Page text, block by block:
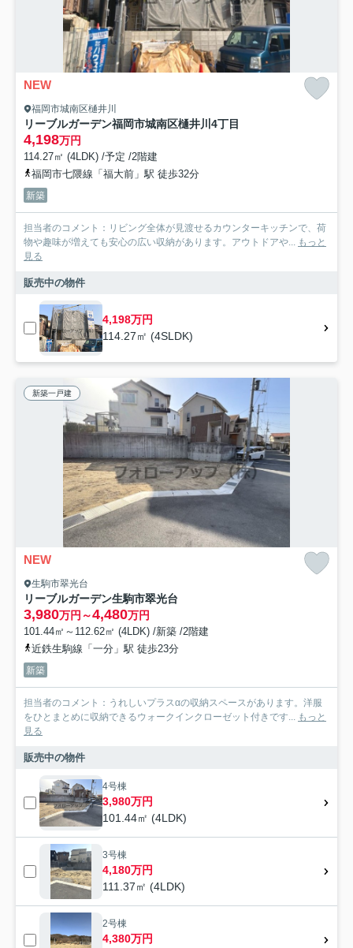
NEW
福岡市城南区樋井川
リーブルガーデン福岡市城南区樋井川4丁目
4,198万円
114.27㎡ (4LDK) /予定 /2階建
福岡市七隈線「福大前」駅 徒歩32分
新築
担当者のコメント：リビング全体が見渡せるカウンターキッチンで、荷
物や趣味が増えても安心の広い収納があります。アウトドアや... もっと
見る
販売中の物件
4,198万円
114.27㎡ (4SLDK)
新築一戸建
NEW
生駒市翠光台
リーブルガーデン生駒市翠光台
3,980万円～4,480万円
101.44㎡～112.62㎡ (4LDK) /新築 /2階建
近鉄生駒線「一分」駅 徒歩23分
新築
担当者のコメント：うれしいプラスαの収納スペースがあります。洋服
をひとまとめに収納できるウォークインクローゼット付きです... もっと
見る
販売中の物件
4号棟
3,980万円
101.44㎡ (4LDK)
3号棟
4,180万円
111.37㎡ (4LDK)
2号棟
4,380万円